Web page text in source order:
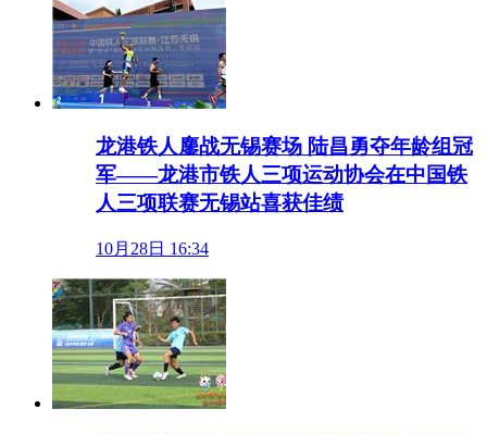
龙港铁人鏖战无锡赛场 陆昌勇夺年龄组冠
军——龙港市铁人三项运动协会在中国铁
人三项联赛无锡站喜获佳绩
10月28日 16:34